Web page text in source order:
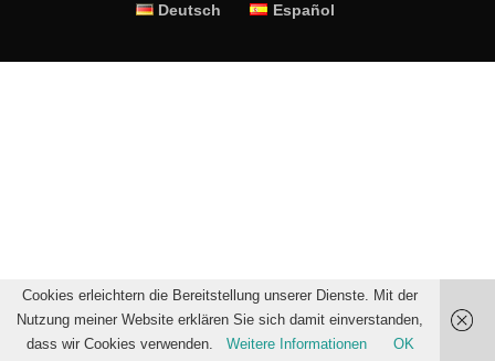
Deutsch
Español
Cookies erleichtern die Bereitstellung unserer Dienste. Mit der
Nutzung meiner Website erklären Sie sich damit einverstanden,
dass wir Cookies verwenden.
Weitere Informationen OK